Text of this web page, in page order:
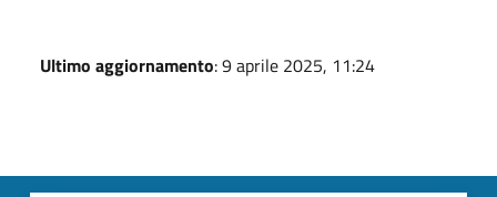
Ultimo aggiornamento: 9 aprile 2025, 11:24